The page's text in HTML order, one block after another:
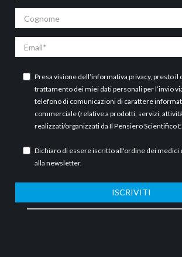
Presa visione dell’informativa privacy, presto il
trattamento dei miei dati personali per l’invio
telefono di comunicazioni di carattere
commerciale (relative a prodotti, servizi,
realizzati/organizzati da Il Pensiero Scientifico
Dichiaro di essere iscritto all'ordine dei medici
alla newsletter.
ISCRIVITI